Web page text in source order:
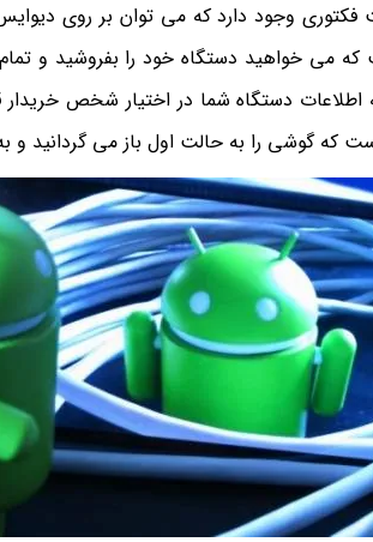
فکتوری وجود دارد که می توان بر روی
که می خواهید دستگاه خود را بفروشید و
اطلاعات دستگاه شما در اختیار شخص خریدار
که گوشی را به حالت اول باز می